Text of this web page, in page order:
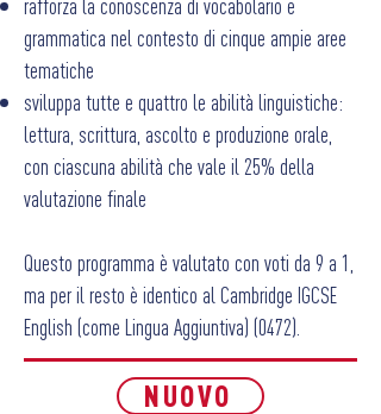
grammatica nel contesto di cinque ampie aree
tematiche
sviluppa tutte e quattro le abilità linguistiche:
lettura, scrittura, ascolto e produzione orale,
con ciascuna abilità che vale il 25% della
valutazione finale
Questo programma è valutato con voti da 9 a 1,
ma per il resto è identico al Cambridge IGCSE
English (come Lingua Aggiuntiva) (0472).
NUOVO